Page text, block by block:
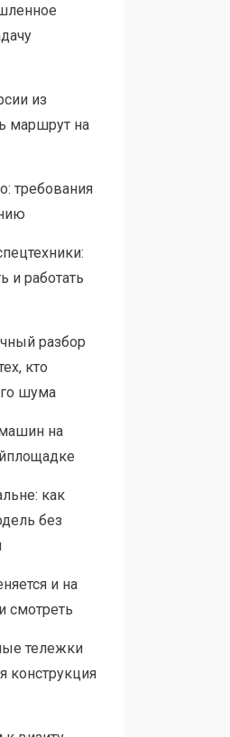
из
маршрут на
требования
и работать
разбор
кто
шума
на
как
без
и на
смотреть
тележки
конструкция